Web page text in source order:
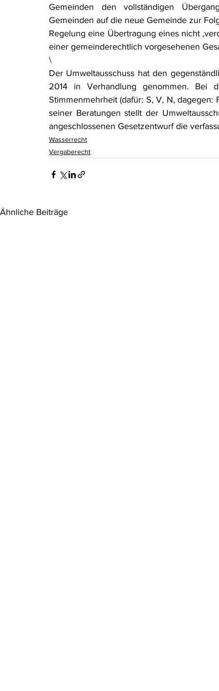
Gemeinden den vollständigen
Gemeinden auf die neue Gemeinde zur
Regelung eine Übertragung eines nicht
einer gemeinderechtlich vorgesehenen
\
Der Umweltausschuss hat den
2014 in Verhandlung genommen. Bei
Stimmenmehrheit (dafür: S, V, N, dagegen:
seiner Beratungen stellt der
angeschlossenen Gesetzentwurf die
Wasserrecht
Vergaberecht
Ähnliche Beiträge